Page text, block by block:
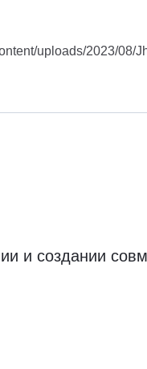
uploads/2023/08/
и создании